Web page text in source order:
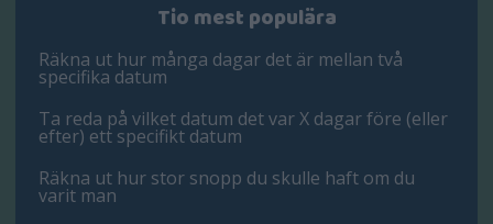
Tio mest populära
Räkna ut hur många dagar det är mellan två
specifika datum
Ta reda på vilket datum det var X dagar före (eller
efter) ett specifikt datum
Räkna ut hur stor snopp du skulle haft om du
varit man